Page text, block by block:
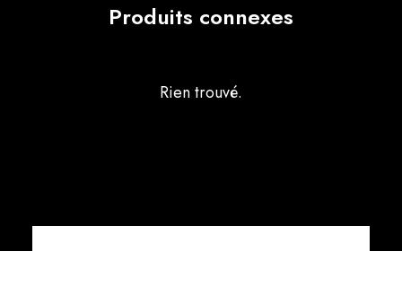
Produits connexes
Rien trouvé.